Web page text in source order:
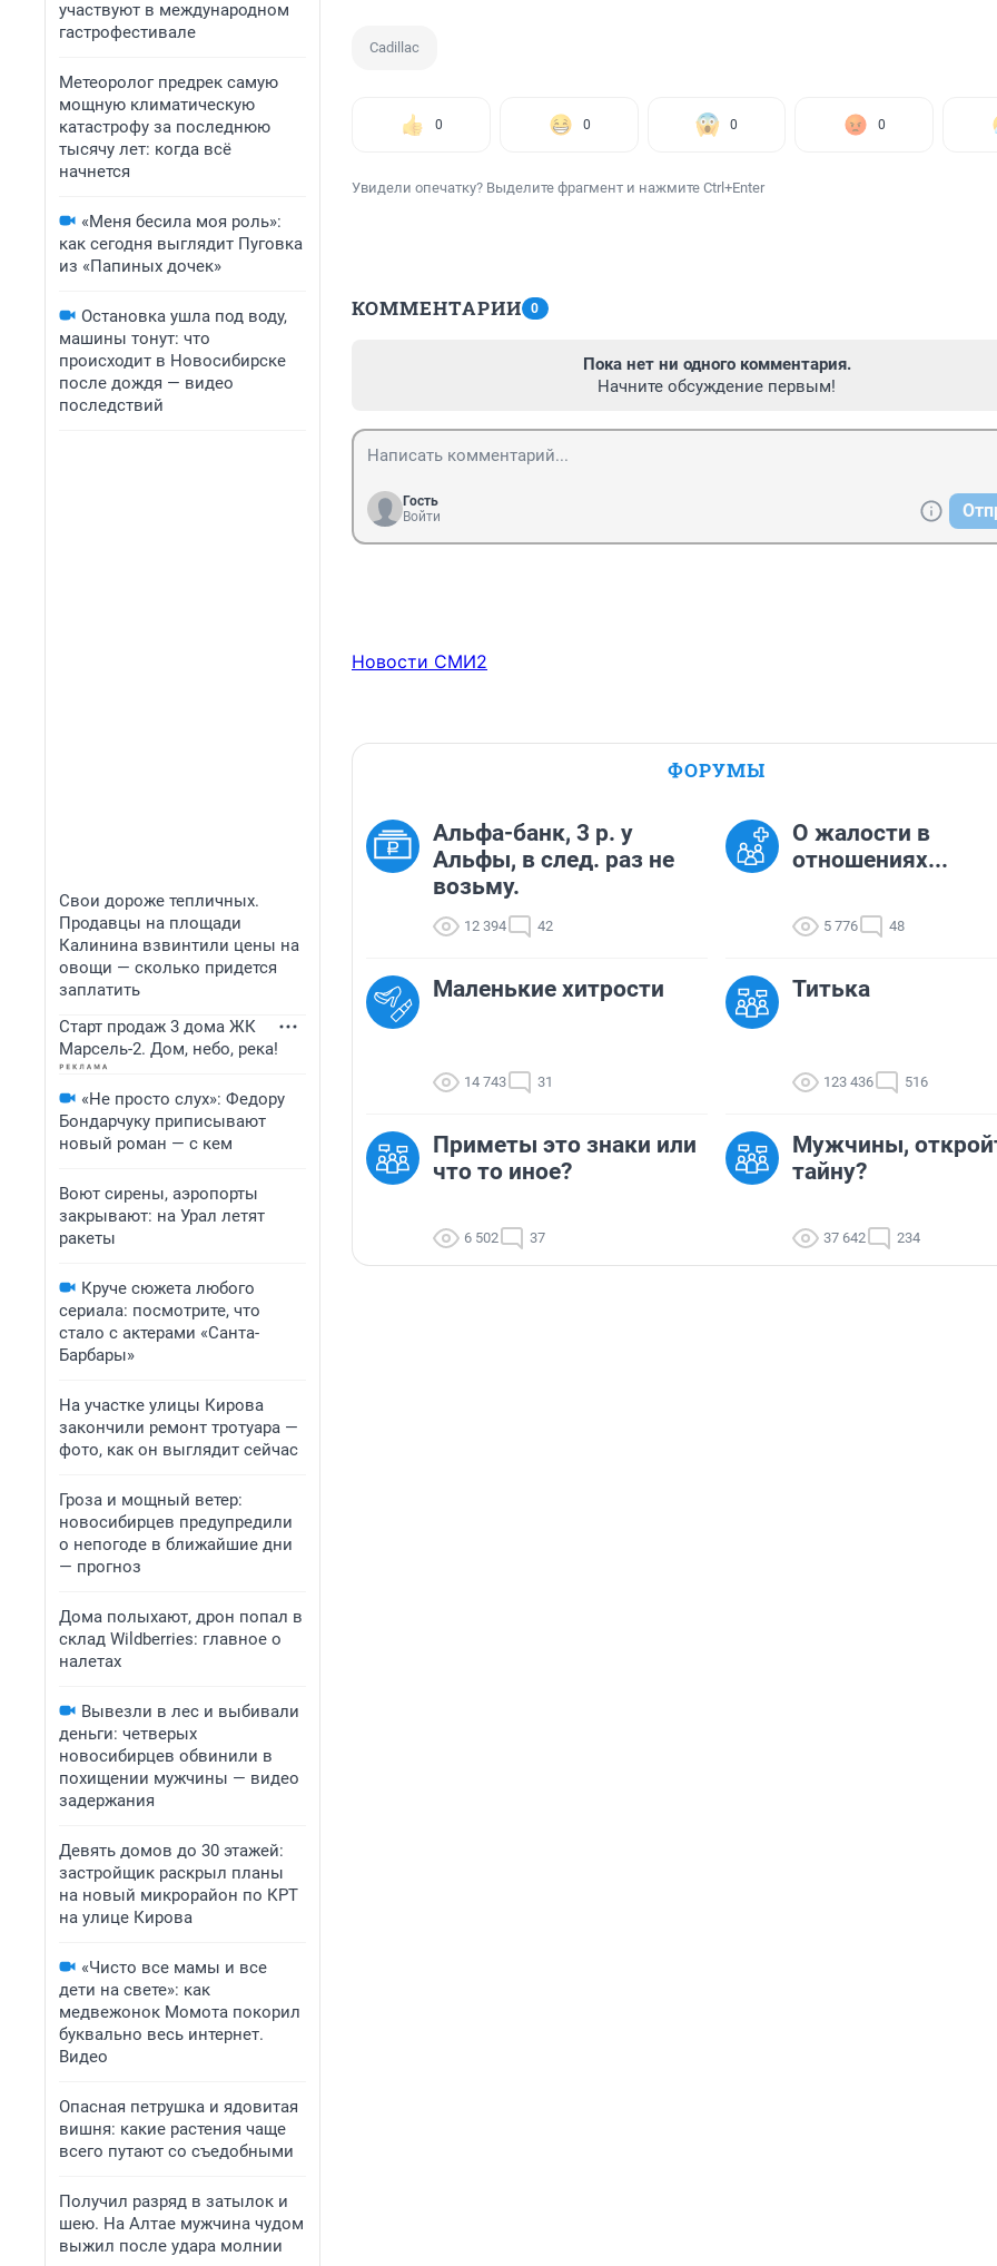
участвуют в международном
гастрофестивале
Метеоролог предрек самую
мощную климатическую
катастрофу за последнюю
тысячу лет: когда всё
начнется
«Меня бесила моя роль»:
как сегодня выглядит Пуговка
из «Папиных дочек»
Остановка ушла под воду,
машины тонут: что
происходит в Новосибирске
после дождя — видео
последствий
Свои дороже тепличных.
Продавцы на площади
Калинина взвинтили цены на
овощи — сколько придется
заплатить
Старт продаж 3 дома ЖК
Марсель-2. Дом, небо, река!
«Не просто слух»: Федору
Бондарчуку приписывают
новый роман — с кем
Воют сирены, аэропорты
закрывают: на Урал летят
ракеты
Круче сюжета любого
сериала: посмотрите, что
стало с актерами «Санта-
Барбары»
На участке улицы Кирова
закончили ремонт тротуара —
фото, как он выглядит сейчас
Гроза и мощный ветер:
новосибирцев предупредили
о непогоде в ближайшие дни
— прогноз
Дома полыхают, дрон попал в
склад Wildberries: главное о
налетах
Вывезли в лес и выбивали
деньги: четверых
новосибирцев обвинили в
похищении мужчины — видео
задержания
Девять домов до 30 этажей:
застройщик раскрыл планы
на новый микрорайон по КРТ
на улице Кирова
«Чисто все мамы и все
дети на свете»: как
медвежонок Момота покорил
буквально весь интернет.
Видео
Опасная петрушка и ядовитая
вишня: какие растения чаще
всего путают со съедобными
Получил разряд в затылок и
шею. На Алтае мужчина чудом
выжил после удара молнии
Cadillac
0 0 0 0
Увидели опечатку? Выделите фрагмент и нажмите Ctrl+Enter
КОММЕНТАРИИ 0
Пока нет ни одного комментария.
Начните обсуждение первым!
Гость
Войти
Новости СМИ2
ФОРУМЫ
Альфа-банк, 3 р. у
Альфы, в след. раз не
возьму.
12 394 42
О жалости в
отношениях...
5 776 48
Маленькие хитрости
14 743 31
Титька
123 436 516
Приметы это знаки или
что то иное?
6 502 37
Мужчины,
тайну?
37 642 234